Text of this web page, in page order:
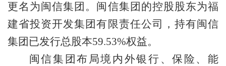
更名为闽信集团。闽信集团的控股股东为福
建省投资开发集团有限责任公司，持有闽信
集团已发行总股本59.53%权益。
闽信集团布局境内外银行、保险、能